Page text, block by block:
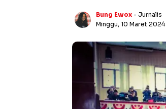
Bung Ewox - Jurnalis
Minggu, 10 Maret 2024